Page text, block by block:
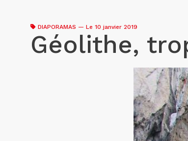
DIAPORAMAS — Le 10 janvier 2019
Géolithe,